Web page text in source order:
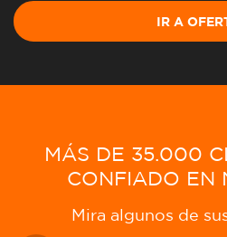
IR A
MÁS DE 35.000
CONFIADO EN
Mira algunos de